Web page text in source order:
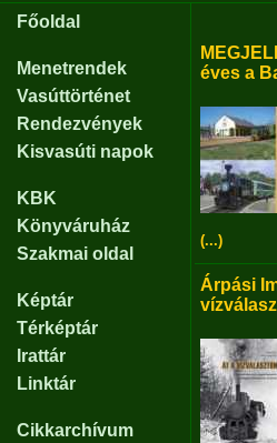
Főoldal
Menetrendek
Vasúttörténet
Rendezvények
Kisvasúti napok
KBK
Könyváruház
Szakmai oldal
Képtár
Térképtár
Irattár
Linktár
Cikkarchívum
éves a
(...)
Árpási